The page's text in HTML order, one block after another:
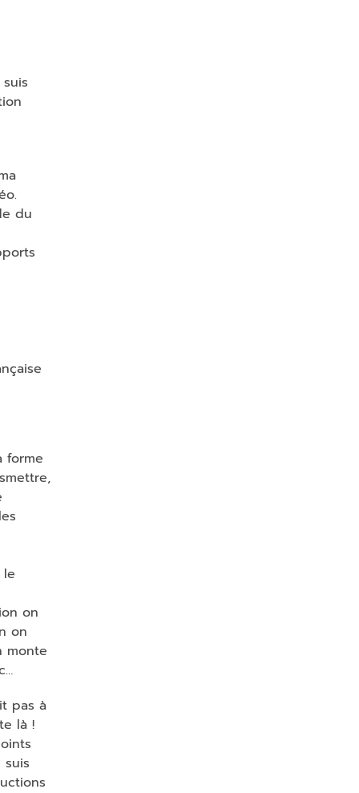
du
forme
on
on
monte
pas à
là !